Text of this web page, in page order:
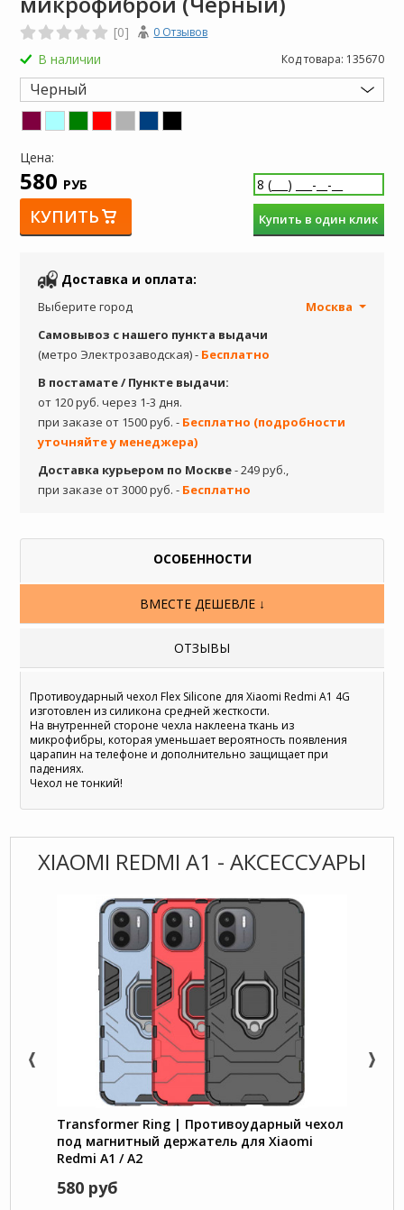
[0] 0 Отзывов
В наличии Код товара: 135670
Черный
Цена:
580 РУБ
КУПИТЬ Купить в один клик
Доставка и оплата:
Выберите город
Москва
Самовывоз с нашего пункта выдачи
(метро Электрозаводская) - Бесплатно
В постамате / Пункте выдачи:
от 120 руб. через 1-3 дня.
при заказе от 1500 руб. - Бесплатно (подробности
уточняйте у менеджера)
Доставка курьером по Москве- 249 руб.,
при заказе от 3000 руб. - Бесплатно
ОСОБЕННОСТИ
ВМЕСТЕ ДЕШЕВЛЕ ↓
ОТЗЫВЫ
Противоударный чехол Flex Silicone для Xiaomi Redmi A1 4G
изготовлен из силикона средней жесткости.
На внутренней стороне чехла наклеена ткань из
микрофибры, которая уменьшает вероятность появления
царапин на телефоне и дополнительно защищает при
падениях.
Чехол не тонкий!
XIAOMI REDMI A1 - АКСЕССУАРЫ
Transformer Ring | Противоударный чехол
под магнитный держатель для Xiaomi
Redmi A1 / A2
580 руб